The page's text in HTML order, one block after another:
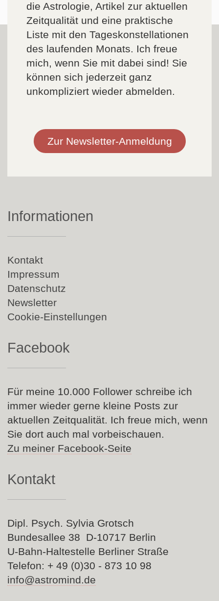
die Astrologie, Artikel zur aktuellen
Zeitqualität und eine praktische
Liste mit den Tageskonstellationen
des laufenden Monats. Ich freue
mich, wenn Sie mit dabei sind! Sie
können sich jederzeit ganz
unkompliziert wieder abmelden.
Zur Newsletter-Anmeldung
Informationen
Navigation
überspringen
Kontakt
Impressum
Datenschutz
Newsletter
Cookie-Einstellungen
Facebook
Für meine 10.000 Follower schreibe ich
immer wieder gerne kleine Posts zur
aktuellen Zeitqualität. Ich freue mich, wenn
Sie dort auch mal vorbeischauen.
Zu meiner Facebook-Seite
Kontakt
Dipl. Psych. Sylvia Grotsch
Bundesallee 38 D-10717 Berlin
U-Bahn-Haltestelle Berliner Straße
Telefon: + 49 (0)30 - 873 10 98
info@astromind.de